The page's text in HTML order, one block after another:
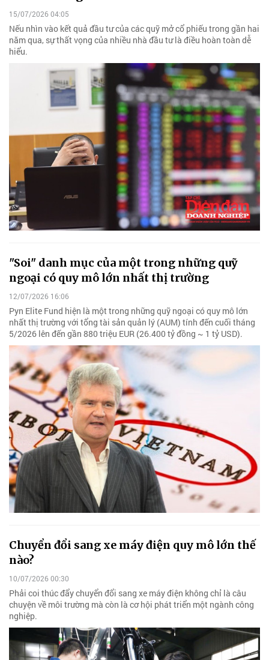
15/07/2026 04:05
Nếu nhìn vào kết quả đầu tư của các quỹ mở cổ phiếu trong gần hai
năm qua, sự thất vọng của nhiều nhà đầu tư là điều hoàn toàn dễ
hiểu.
"Soi" danh mục của một trong những quỹ
ngoại có quy mô lớn nhất thị trường
12/07/2026 16:06
Pyn Elite Fund hiện là một trong những quỹ ngoại có quy mô lớn
nhất thị trường với tổng tài sản quản lý (AUM) tính đến cuối tháng
5/2026 lên đến gần 880 triệu EUR (26.400 tỷ đồng ~ 1 tỷ USD).
Chuyển đổi sang xe máy điện quy mô lớn thế
nào?
10/07/2026 00:30
Phải coi thúc đẩy chuyển đổi sang xe máy điện không chỉ là câu
chuyện về môi trường mà còn là cơ hội phát triển một ngành công
nghiệp.